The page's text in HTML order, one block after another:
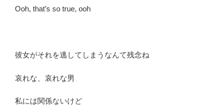
Ooh, that’s so true, ooh
彼女がそれを逃してしまうなんて残念ね
哀れな、哀れな男
私には関係ないけど